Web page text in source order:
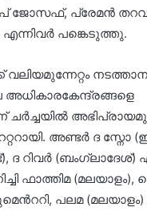
ജോസഫ്, പ്രേമൻ
പങ്കെടുത്തു.
അധികാരകേന്ദ്രങ്ങളെ
ചർച്ചയിൽ
അണ്ടർ ദ സ്നോ
ദ റിവർ (ബംഗ്ലാദേശ്)
ഫാത്തിമ
പലമ (മലയാളം)